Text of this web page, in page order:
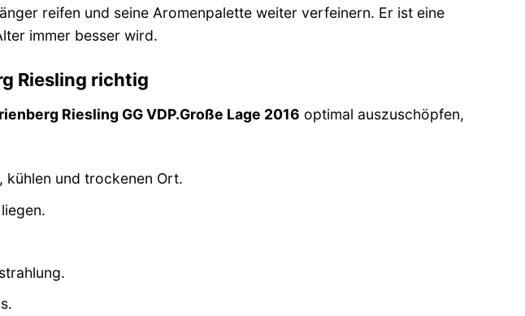
reifen und seine Aromenpalette weiter verfeinern. Er ist eine
immer besser wird.
Riesling richtig
Riesling GG VDP.Große Lage 2016 optimal auszuschöpfen,
kühlen und trockenen Ort.